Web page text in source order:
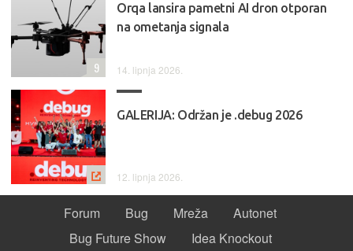
Orqa lansira pametni AI dron otporan
na ometanja signala
14. lipnja 2026.
9
GALERIJA: Održan je .debug 2026
12. lipnja 2026.
Forum Bug Mreža
Autonet
Bug Future Show
Idea Knockout